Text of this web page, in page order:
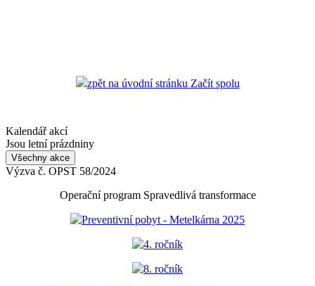
zpět na úvodní stránku Začít spolu
Kalendář akcí
Jsou letní prázdniny
Všechny akce
Výzva č. OPST 58/2024
Operační program Spravedlivá transformace
Preventivní pobyt - Metelkárna 2025
4. ročník
8. ročník